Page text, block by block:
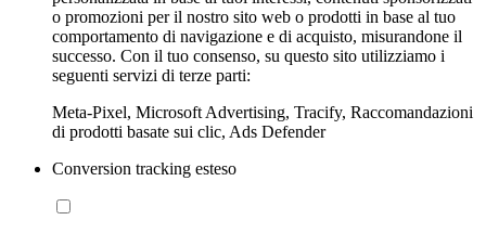
o promozioni per il nostro sito web o prodotti in base al tuo
comportamento di navigazione e di acquisto, misurandone il
successo. Con il tuo consenso, su questo sito utilizziamo i
seguenti servizi di terze parti:
Meta-Pixel, Microsoft Advertising, Tracify, Raccomandazioni
di prodotti basate sui clic, Ads Defender
Conversion tracking esteso